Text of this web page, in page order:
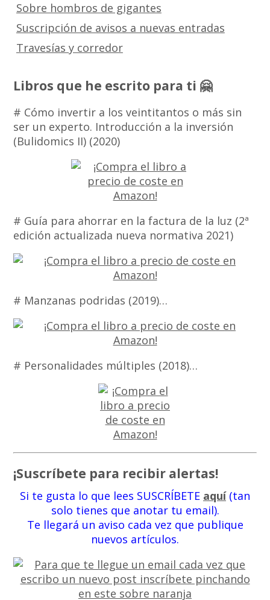
Sobre hombros de gigantes
Suscripción de avisos a nuevas entradas
Travesías y corredor
Libros que he escrito para ti 🤗
# Cómo invertir a los veintitantos o más sin
ser un experto. Introducción a la inversión
(Bulidomics II) (2020)
# Guía para ahorrar en la factura de la luz (2ª
edición actualizada nueva normativa 2021)
# Manzanas podridas (2019)…
# Personalidades múltiples (2018)…
¡Suscríbete para recibir alertas!
Si te gusta lo que lees SUSCRÍBETE aquí(tan
solo tienes que anotar tu email).
Te llegará un aviso cada vez que publique
nuevos artículos.